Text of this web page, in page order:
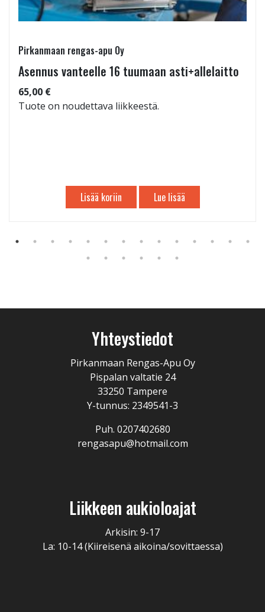
Pirkanmaan rengas-apu Oy
Asennus vanteelle 16 tuumaan asti+allelaitto
65,00 €
Tuote on noudettava liikkeestä.
Lisää koriin Lue lisää
Yhteystiedot
Pirkanmaan Rengas-Apu Oy
Pispalan valtatie 24
33250 Tampere
Y-tunnus: 2349541-3
Puh. 0207402680
rengasapu@hotmail.com
Liikkeen aukioloajat
Arkisin: 9-17
La: 10-14 (Kiireisenä aikoina/sovittaessa)